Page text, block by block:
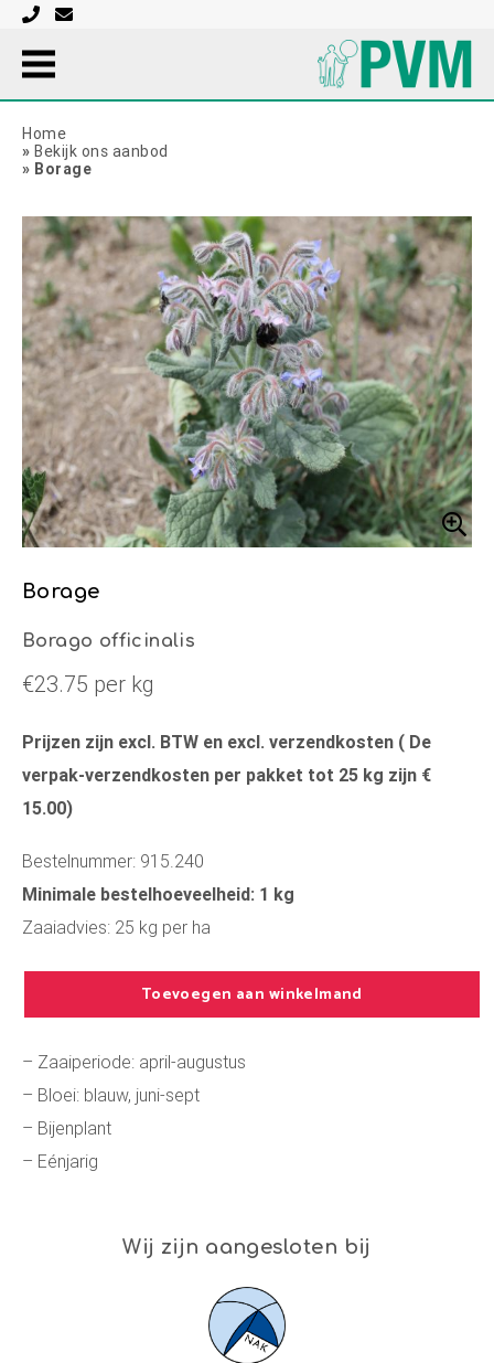
Home
» Bekijk ons aanbod
» Borage
Borage
Borago officinalis
€23.75 per kg
Prijzen zijn excl. BTW en excl. verzendkosten ( De
verpak-verzendkosten per pakket tot 25 kg zijn €
15.00)
Bestelnummer: 915.240
Minimale bestelhoeveelheid: 1 kg
Zaaiadvies: 25 kg per ha
Toevoegen aan winkelmand
– Zaaiperiode: april-augustus
– Bloei: blauw, juni-sept
– Bijenplant
– Eénjarig
Wij zijn aangesloten bij